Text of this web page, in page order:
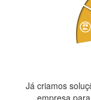
Já criamos